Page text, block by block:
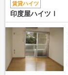
賃貸ハイツ
印度屋ハイツⅠ